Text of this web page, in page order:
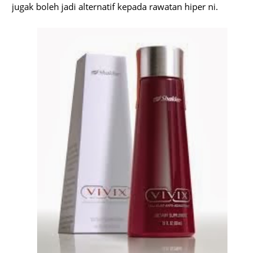
jugak boleh jadi alternatif kepada rawatan hiper ni.